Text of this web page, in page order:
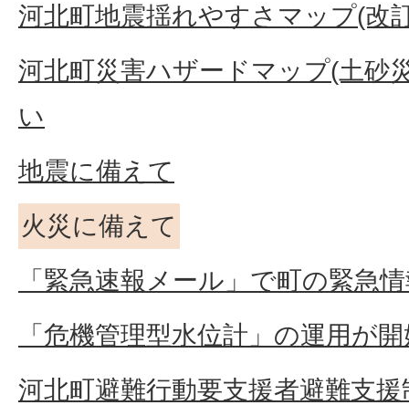
河北町地震揺れやすさマップ(改
河北町災害ハザードマップ(土砂
い
地震に備えて
火災に備えて
「緊急速報メール」で町の緊急
「危機管理型水位計」の運用が
河北町避難行動要支援者避難支援